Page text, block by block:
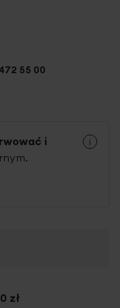
55 00
i
zł